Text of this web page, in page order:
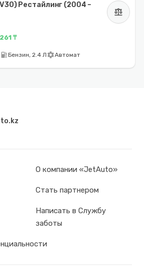
Рестайлинг (2004 –
balance
₸
local_gas_stationБензин, 2.4 ЛsettingsАвтомат
О компании «JetAuto»
Стать партнером
Написать в Службу
заботы